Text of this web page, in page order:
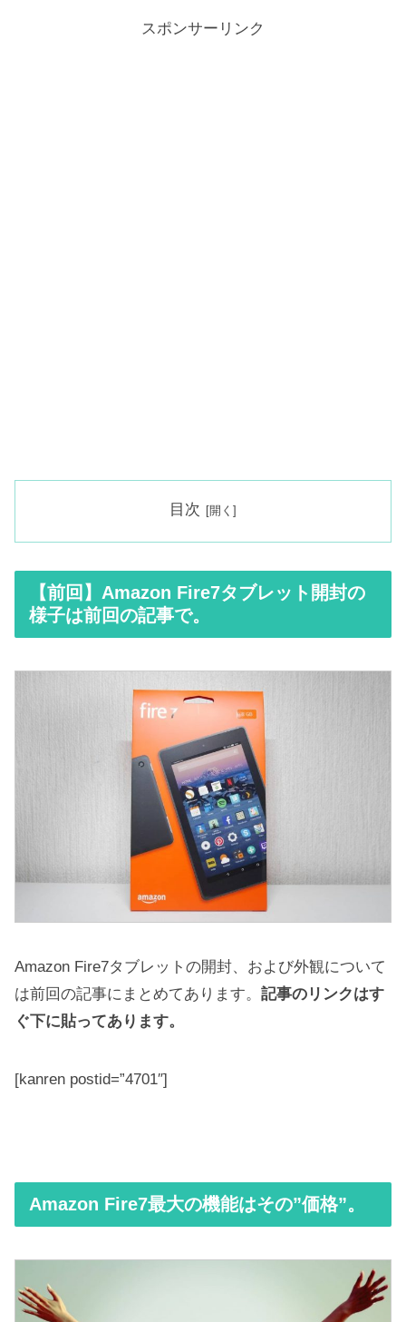
スポンサーリンク
目次
【前回】Amazon Fire7タブレット開封の
様子は前回の記事で。
Amazon Fire7タブレットの開封、および外観について
は前回の記事にまとめてあります。 記事のリンクはす
ぐ下に貼ってあります。
[kanren postid=”4701″]
Amazon Fire7最大の機能はその”価格”。